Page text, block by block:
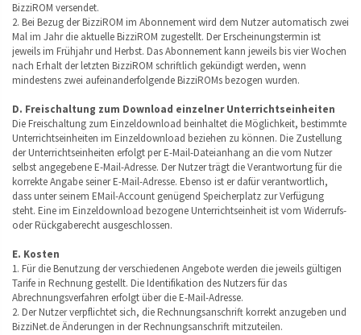
BizziROM versendet.
2. Bei Bezug der BizziROM im Abonnement wird dem Nutzer automatisch zwei
Mal im Jahr die aktuelle BizziROM zugestellt. Der Erscheinungstermin ist
jeweils im Frühjahr und Herbst. Das Abonnement kann jeweils bis vier Wochen
nach Erhalt der letzten BizziROM schriftlich gekündigt werden, wenn
mindestens zwei aufeinanderfolgende BizziROMs bezogen wurden.
D. Freischaltung zum Download einzelner Unterrichtseinheiten
Die Freischaltung zum Einzeldownload beinhaltet die Möglichkeit, bestimmte
Unterrichtseinheiten im Einzeldownload beziehen zu können. Die Zustellung
der Unterrichtseinheiten erfolgt per E-Mail-Dateianhang an die vom Nutzer
selbst angegebene E-Mail-Adresse. Der Nutzer trägt die Verantwortung für die
korrekte Angabe seiner E-Mail-Adresse. Ebenso ist er dafür verantwortlich,
dass unter seinem EMail-Account genügend Speicherplatz zur Verfügung
steht. Eine im Einzeldownload bezogene Unterrichtseinheit ist vom Widerrufs-
oder Rückgaberecht ausgeschlossen.
E. Kosten
1. Für die Benutzung der verschiedenen Angebote werden die jeweils gültigen
Tarife in Rechnung gestellt. Die Identifikation des Nutzers für das
Abrechnungsverfahren erfolgt über die E-Mail-Adresse.
2. Der Nutzer verpflichtet sich, die Rechnungsanschrift korrekt anzugeben und
BizziNet.de Änderungen in der Rechnungsanschrift mitzuteilen.